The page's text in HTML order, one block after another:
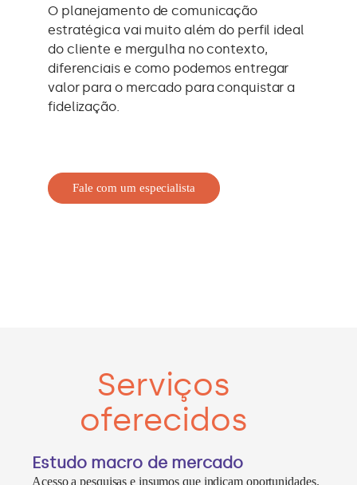
O planejamento de comunicação
estratégica vai muito além do perfil ideal
do cliente e mergulha no contexto,
diferenciais e como podemos entregar
valor para o mercado para conquistar a
fidelização.
Fale com um especialista
Serviços
oferecidos
Estudo macro de mercado
Acesso a pesquisas e insumos que indicam oportunidades.